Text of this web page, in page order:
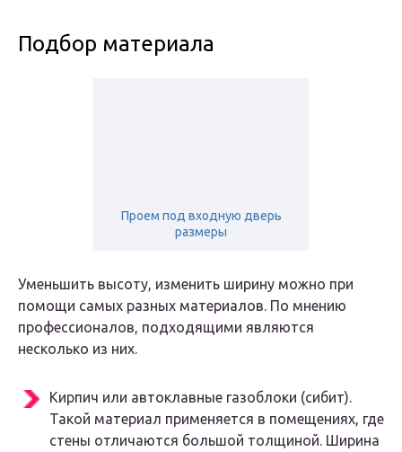
Подбор материала
Проем под входную дверь
размеры
Уменьшить высоту, изменить ширину можно при
помощи самых разных материалов. По мнению
профессионалов, подходящими являются
несколько из них.
Кирпич или автоклавные газоблоки (сибит).
Такой материал применяется в помещениях, где
стены отличаются большой толщиной. Ширина